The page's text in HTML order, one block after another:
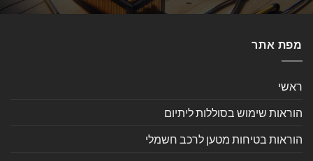
מפת אתר
ראשי
הוראות שימוש בסוללות ליתיום
הוראות בטיחות מטען לרכב חשמלי